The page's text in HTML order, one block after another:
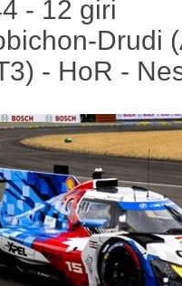
- 12 giri
Drudi
- HoR -